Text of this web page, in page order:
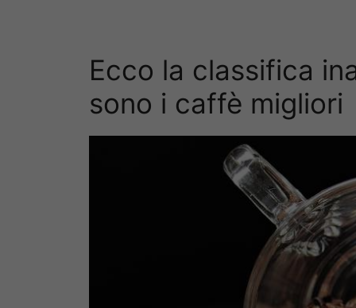
Ecco la classifica
sono i caffè migliori